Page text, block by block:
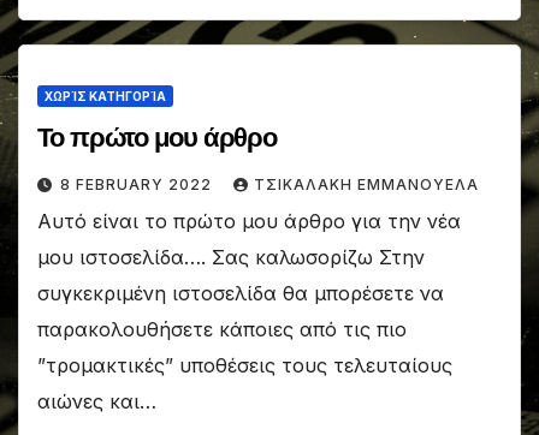
ΧΩΡΊΣ ΚΑΤΗΓΟΡΊΑ
Το πρώτο μου άρθρο
8 FEBRUARY 2022 ΤΣΙΚΑΛΑΚΗ ΕΜΜΑΝΟΥΕΛΑ
Αυτό είναι το πρώτο μου άρθρο για την νέα
μου ιστοσελίδα…. Σας καλωσορίζω Στην
συγκεκριμένη ιστοσελίδα θα μπορέσετε να
παρακολουθήσετε κάποιες από τις πιο
”τρομακτικές” υποθέσεις τους τελευταίους
αιώνες και…